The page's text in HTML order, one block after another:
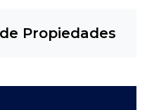
Propiedades